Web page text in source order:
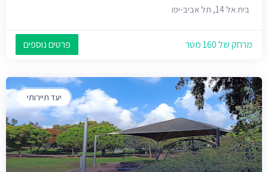
בית אל 14, תל אביב-יפו
מרחק של 160 מטר פרטים נוספים
יעד תיירותי